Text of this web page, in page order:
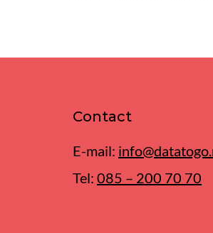
Contact
E-mail:
Tel: 085 – 200 70 70